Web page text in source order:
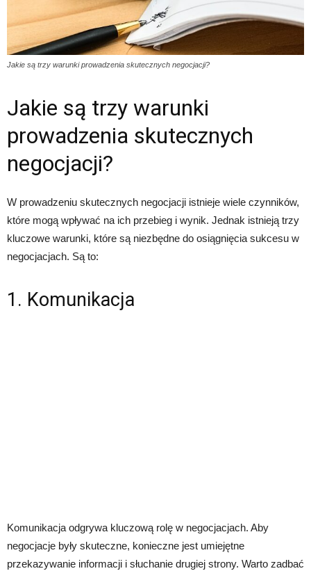
Jakie są trzy warunki prowadzenia skutecznych negocjacji?
Jakie są trzy warunki
prowadzenia skutecznych
negocjacji?
W prowadzeniu skutecznych negocjacji istnieje wiele czynników,
które mogą wpływać na ich przebieg i wynik. Jednak istnieją trzy
kluczowe warunki, które są niezbędne do osiągnięcia sukcesu w
negocjacjach. Są to:
1. Komunikacja
Komunikacja odgrywa kluczową rolę w negocjacjach. Aby
negocjacje były skuteczne, konieczne jest umiejętne
przekazywanie informacji i słuchanie drugiej strony. Warto zadbać